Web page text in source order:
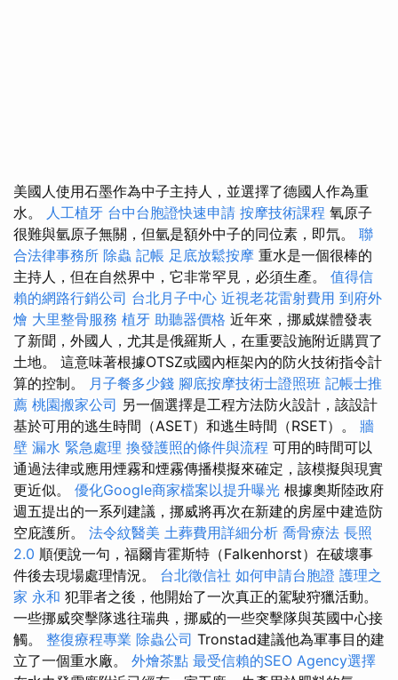
美國人使用石墨作為中子主持人，並選擇了德國人作為重
水。
人工植牙 台中台胞證快速申請 按摩技術課程 氧原子
很難與氫原子無關，但氫是額外中子的同位素，即氘。 聯
合法律事務所 除蟲 記帳 足底放鬆按摩 重水是一個很棒的
主持人，但在自然界中，它非常罕見，必須生產。 值得信
賴的網路行銷公司 台北月子中心 近視老花雷射費用 到府外
燴 大里整骨服務 植牙 助聽器價格 近年來，挪威媒體發表
了新聞，外國人，尤其是俄羅斯人，在重要設施附近購買了
土地。 這意味著根據OTSZ或國內框架內的防火技術指令計
算的控制。
月子餐多少錢 腳底按摩技術士證照班 記帳士推
薦 桃園搬家公司 另一個選擇是工程方法防火設計，該設計
基於可用的逃生時間（ASET）和逃生時間（RSET）。 牆
壁 漏水 緊急處理 換發護照的條件與流程 可用的時間可以
通過法律或應用煙霧和煙霧傳播模擬來確定，該模擬與現實
更近似。 優化Google商家檔案以提升曝光 根據奧斯陸政府
週五提出的一系列建議，挪威將再次在新建的房屋中建造防
空庇護所。 法令紋醫美 土葬費用詳細分析 喬骨療法 長照
2.0 順便說一句，福爾肯霍斯特（Falkenhorst）在破壞事
件後去現場處理情況。 台北徵信社 如何申請台胞證 護理之
家 永和 犯罪者之後，他開始了一次真正的駕駛狩獵活動。
一些挪威突擊隊逃往瑞典，挪威的一些突擊隊與英國中心接
觸。 整復療程專業 除蟲公司 Tronstad建議他為軍事目的建
立了一個重水廠。 外燴茶點 最受信賴的SEO Agency選擇